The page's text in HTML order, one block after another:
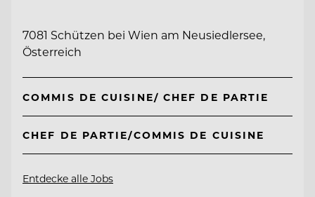
7081 Schützen bei Wien am Neusiedlersee,
Österreich
COMMIS DE CUISINE/ CHEF DE PARTIE
CHEF DE PARTIE/COMMIS DE CUISINE
Entdecke alle Jobs